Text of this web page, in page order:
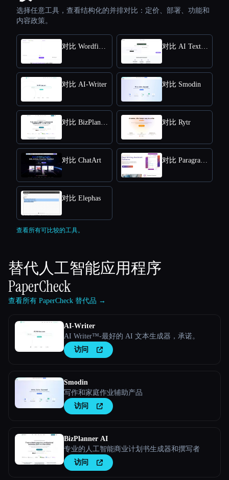
选择任意工具，查看结构化的并排对比：定价、部署、功能和
内容政策。
对比 Wordfixerbot 对比 AI Text Summarizer
对比 AI-Writer 对比 Smodin
对比 BizPlanner AI 对比 Rytr
对比 ChatArt 对比 Paragraph AI
对比 Elephas
查看所有可比较的工具。
替代人工智能应用程序
PaperCheck
查看所有 PaperCheck 替代品 →
AI-Writer
AI Writer™-最好的 AI 文本生成器，承诺。
访问
Smodin
写作和家庭作业辅助产品
访问
BizPlanner AI
专业的人工智能商业计划书生成器和撰写者
访问